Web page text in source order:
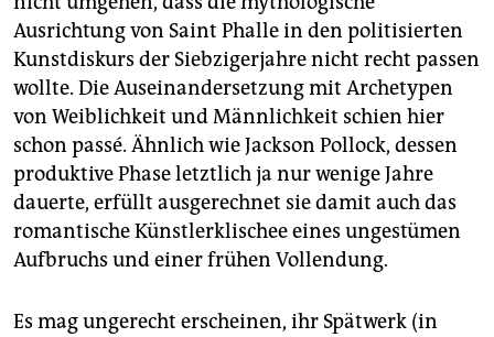
Ausrichtung von Saint Phalle in den politisierten
Kunstdiskurs der Siebzigerjahre nicht recht passen
wollte. Die Auseinandersetzung mit Archetypen
von Weiblichkeit und Männlichkeit schien hier
schon passé. Ähnlich wie Jackson Pollock, dessen
produktive Phase letztlich ja nur wenige Jahre
dauerte, erfüllt ausgerechnet sie damit auch das
romantische Künstlerklischee eines ungestümen
Aufbruchs und einer frühen Vollendung.
Es mag ungerecht erscheinen, ihr Spätwerk (in